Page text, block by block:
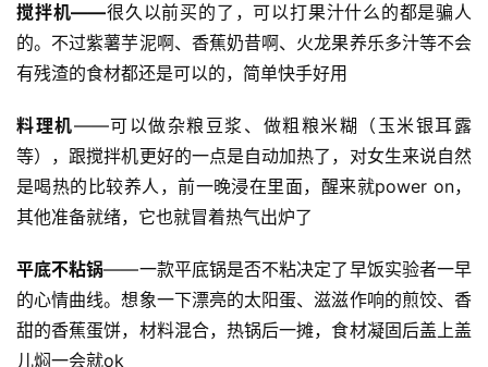
搅拌机——很久以前买的了，可以打果汁什么的都是骗人
的。不过紫薯芋泥啊、香蕉奶昔啊、火龙果养乐多汁等不会
有残渣的食材都还是可以的，简单快手好用
料理机——可以做杂粮豆浆、做粗粮米糊（玉米银耳露
等），跟搅拌机更好的一点是自动加热了，对女生来说自然
是喝热的比较养人，前一晚浸在里面，醒来就power on，
其他准备就绪，它也就冒着热气出炉了
平底不粘锅——一款平底锅是否不粘决定了早饭实验者一早
的心情曲线。想象一下漂亮的太阳蛋、滋滋作响的煎饺、香
甜的香蕉蛋饼，材料混合，热锅后一摊，食材凝固后盖上盖
儿焖一会就ok